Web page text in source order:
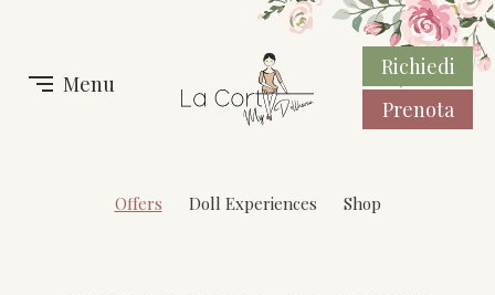
Menu
Richiedi
Prenota
Offers Doll Experiences Shop